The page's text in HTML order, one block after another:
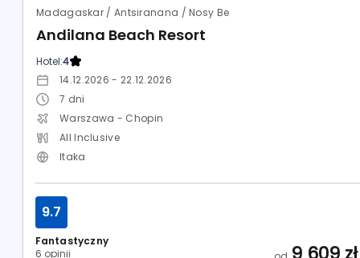
Madagaskar / Antsiranana / Nosy Be
Andilana Beach Resort
Hotel:4
14.12.2026 - 22.12.2026
7 dni
Warszawa - Chopin
All Inclusive
Itaka
Fantastyczny
6 opinii
9.7